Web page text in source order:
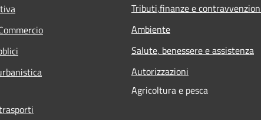
Tributi,finanze e
Ambiente
Salute, benessere e assistenza
Autorizzazioni
Agricoltura e pesca